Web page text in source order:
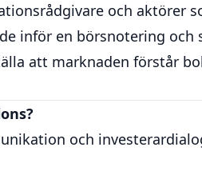
och aktörer
inför en börsnotering och
att marknaden förstår
och